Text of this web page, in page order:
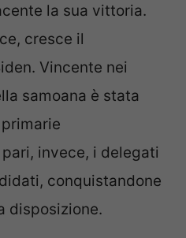
la sua vittoria.
cresce il
Vincente nei
samoana è stata
invece, i delegati
conquistandone
disposizione.